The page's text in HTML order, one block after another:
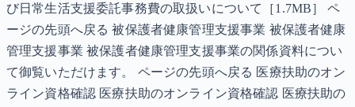
び日常生活支援委託事務費の取扱いについて［1.7MB］ ペ
ージの先頭へ戻る 被保護者健康管理支援事業 被保護者健康
管理支援事業 被保護者健康管理支援事業の関係資料につい
て御覧いただけます。 ページの先頭へ戻る 医療扶助のオン
ライン資格確認 医療扶助のオンライン資格確認 医療扶助の